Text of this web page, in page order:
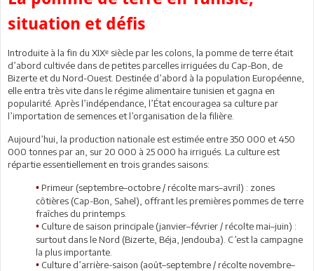
situation et défis
Introduite à la fin du XIXᵉ siècle par les colons, la pomme de terre était
d’abord cultivée dans de petites parcelles irriguées du Cap-Bon, de
Bizerte et du Nord-Ouest. Destinée d’abord à la population Européenne,
elle entra très vite dans le régime alimentaire tunisien et gagna en
popularité. Après l’indépendance, l’État encouragea sa culture par
l’importation de semences et l’organisation de la filière.
Aujourd’hui, la production nationale est estimée entre 350 000 et 450
000 tonnes par an, sur 20 000 à 25 000 ha irrigués. La culture est
répartie essentiellement en trois grandes saisons:
• Primeur (septembre–octobre / récolte mars–avril) : zones
côtières (Cap-Bon, Sahel), offrant les premières pommes de terre
fraîches du printemps.
• Culture de saison principale (janvier–février / récolte mai–juin) :
surtout dans le Nord (Bizerte, Béja, Jendouba). C’est la campagne
la plus importante.
• Culture d’arrière-saison (août–septembre / récolte novembre–